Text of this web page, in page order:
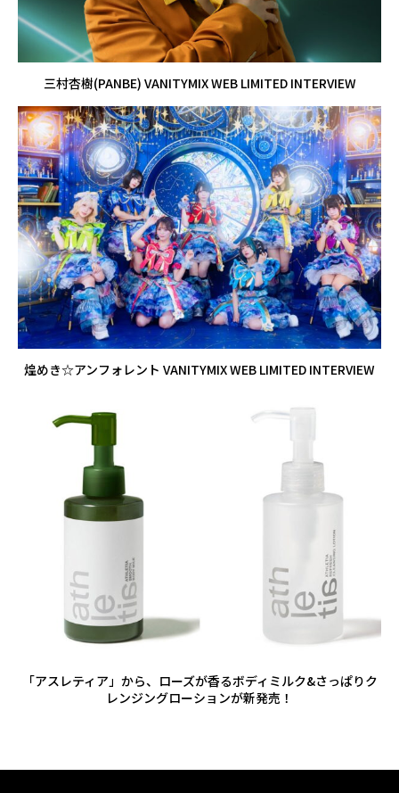
三村杏樹(PANBE) VANITYMIX WEB LIMITED INTERVIEW
煌めき☆アンフォレント VANITYMIX WEB LIMITED INTERVIEW
「アスレティア」から、ローズが香るボディミルク&さっぱりク
レンジングローションが新発売！